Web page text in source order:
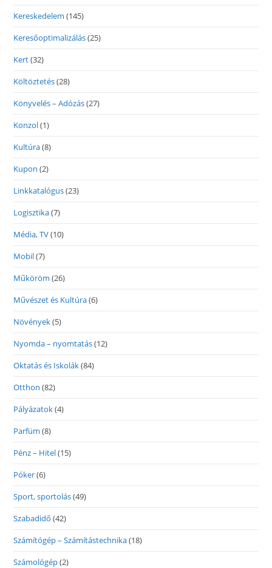
Kereskedelem (145)
Keresőoptimalizálás(25)
Kert(32)
Költöztetés(28)
Könyvelés – Adózás(27)
Konzol(1)
Kultúra(8)
Kupon (2)
Linkkatalógus(23)
Logisztika(7)
Média, TV(10)
Mobil(7)
Műköröm (26)
Művészet és Kultúra(6)
Növények(5)
Nyomda – nyomtatás(12)
Oktatás és Iskolák(84)
Otthon (82)
Pályázatok(4)
Parfüm (8)
Pénz – Hitel(15)
Póker(6)
Sport, sportolás(49)
Szabadidő (42)
Számítógép – Számítástechnika(18)
Számológép(2)